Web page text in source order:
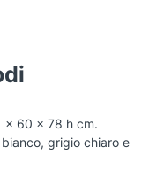
x 60 x 78 h cm.
grigio chiaro e